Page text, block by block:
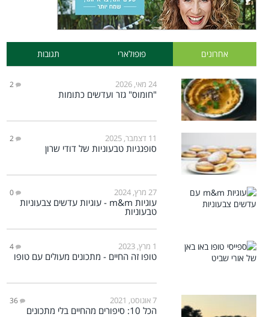
אחרונים פופולארי תגובות
24 מאי, 2026 2
"חומוס" גזר ועדשים כתומות
11 דצמבר, 2025 2
סופגניות טבעוניות של דודי שרון
27 מרץ, 2024 0
עוגיות m&m - עוגיות עדשים צבעוניות
טבעוניות
1 מרץ, 2023 4
טופו זה החיים - מתכונים מעולים עם טופו
7 אוגוסט, 2021 36
הכל 10: סיפורים מהחיים בלי מתכונים